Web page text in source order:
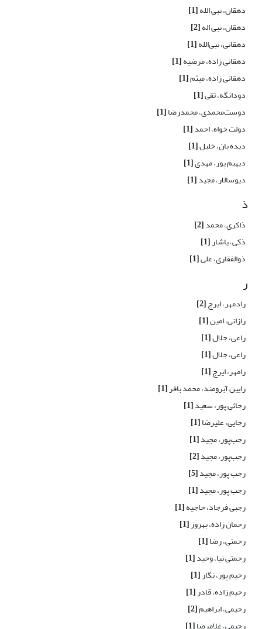
دهقان، نبی الله[1]
دهقان، نبی اله[2]
دهقانی، نبی‌الله[1]
دهقانی زاده، مرضیه[1]
دهقانی زاده، میثم[1]
دودانگه، تقی[1]
دوست‌محمدی، محمدرضا[1]
دولت خواه، احمد[1]
دیده بان، خلیل[1]
دیهیم پور، مهدی[1]
دیوسالار، مجید[1]
ذ
ذاکری، محمد[2]
ذکی، یاشار[1]
ذوالفقاری، علی[1]
ر
رادمهر، ایرج[2]
رازانی، امین[1]
راعی، جلال[1]
راعی، جلال[1]
رامهر، ایرج[1]
رایین آبرومند، محمد باقر[1]
رجائی پور، سعید[1]
رجایی، علیرضا[1]
رجب‌پور، مجید[1]
رجب‌پور، مجید[2]
رجب پور، مجید[5]
رجب پور، مجید[1]
رجبی فرجاد، حاجیه[1]
رحمان زاده، بهروز[1]
رحمتی، رضا[1]
رحمتی نیا، وحید[1]
رحیم پور، نگار[1]
رحیم زاده، قادر[1]
رحیمی، ابراهیم[2]